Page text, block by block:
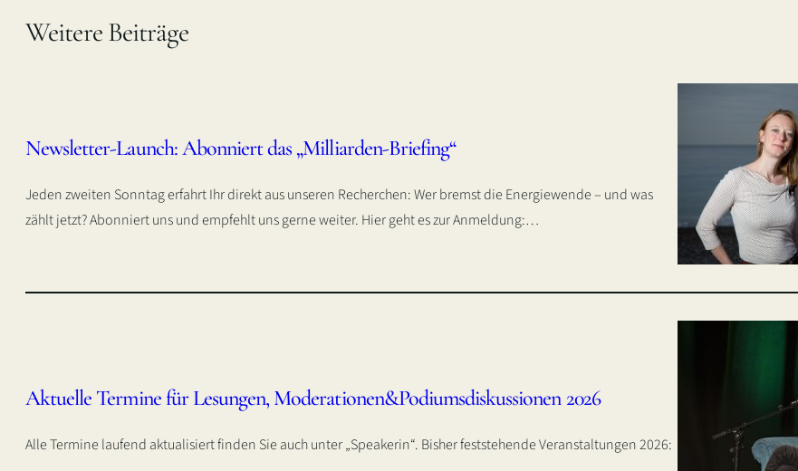
Weitere Beiträge
Newsletter-Launch: Abonniert das „Milliarden-Briefing“
Jeden zweiten Sonntag erfahrt Ihr direkt aus unseren Recherchen: Wer bremst die Energiewende – und was
zählt jetzt? Abonniert uns und empfehlt uns gerne weiter. Hier geht es zur Anmeldung:…
Aktuelle Termine für Lesungen, Moderationen&Podiumsdiskussionen 2026
Alle Termine laufend aktualisiert finden Sie auch unter „Speakerin“. Bisher feststehende Veranstaltungen 2026: